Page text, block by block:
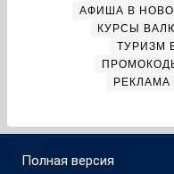
АФИША В
КУРСЫ
ТУРИЗМ
Полная версия